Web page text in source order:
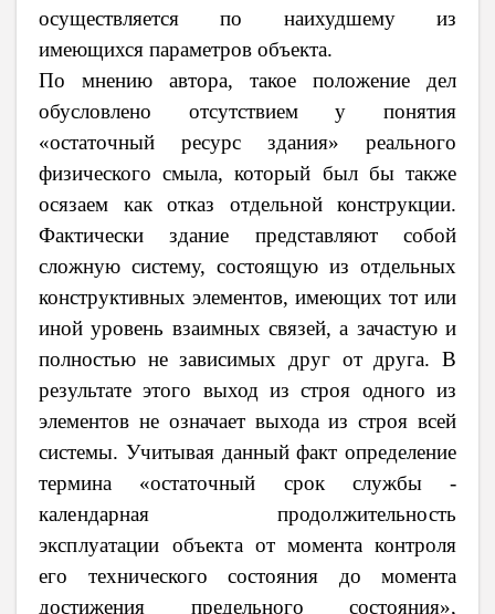
осуществляется по наихудшему из
имеющихся параметров объекта.
По мнению автора, такое положение дел
обусловлено отсутствием у понятия
«остаточный ресурс здания» реального
физического смыла, который был бы также
осязаем как отказ отдельной конструкции.
Фактически здание представляют собой
сложную систему, состоящую из отдельных
конструктивных элементов, имеющих тот или
иной уровень взаимных связей, а зачастую и
полностью не зависимых друг от друга. В
результате этого выход из строя одного из
элементов не означает выхода из строя всей
системы. Учитывая данный факт определение
термина «остаточный срок службы -
календарная продолжительность
эксплуатации объекта от момента контроля
его технического состояния до момента
достижения предельного состояния»,